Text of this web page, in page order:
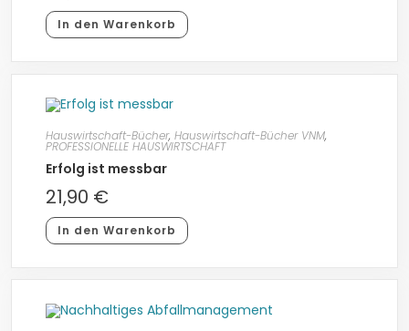
In den Warenkorb
Hauswirtschaft-Bücher, Hauswirtschaft-Bücher VNM,
PROFESSIONELLE HAUSWIRTSCHAFT
Erfolg ist messbar
21,90 €
In den Warenkorb